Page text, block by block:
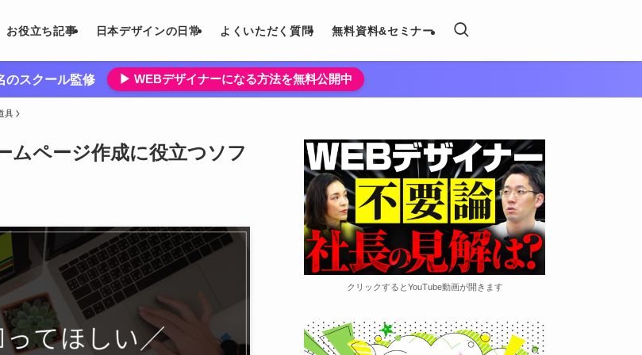
お役立ち記事 日本デザインの日常 よくいただく質問 無料資料&セミナー
のスクール監修 ▶︎ WEBデザイナーになる方法を無料公開中
具
ムページ作成に役立つソフ
クリックするとYouTube動画が開きます